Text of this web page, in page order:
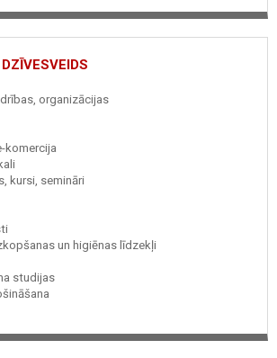
organizācijas
komercija
kursi, semināri
un higiēnas līdzekļi
studijas